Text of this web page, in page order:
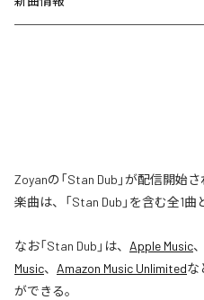
Zoyanの「Stan Dub」が配信開始
楽曲は、「Stan Dub」を含む全1曲
なお「Stan Dub 」は、 Apple Music、
Music、 Amazon Music Unlimitedな
ができる。